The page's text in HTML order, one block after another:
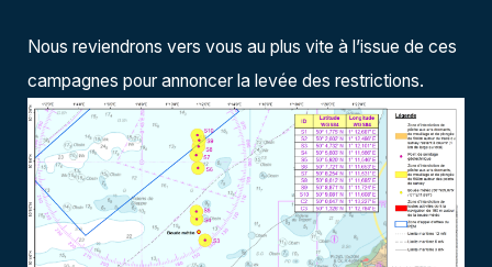
Nous reviendrons vers vous au plus vite à l’issue de ces
campagnes pour annoncer la levée des restrictions.